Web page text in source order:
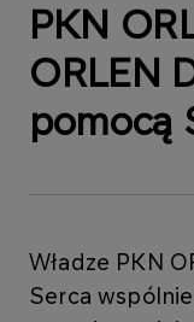
PKN
ORLEN
pomocą
Władze PKN
Serca